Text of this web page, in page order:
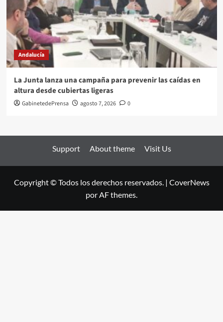
Andalucía
La Junta lanza una campaña para prevenir las caídas en
altura desde cubiertas ligeras
GabinetedePrensa agosto 7, 2026 0
Support About theme Visit Us
Copyright © Todos los derechos reservados. | CoverNews
por AF themes.